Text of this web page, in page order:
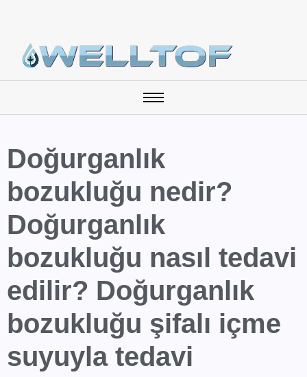
Doğurganlık
bozukluğu nedir?
Doğurganlık
bozukluğu nasıl tedavi
edilir? Doğurganlık
bozukluğu şifalı içme
suyuyla tedavi